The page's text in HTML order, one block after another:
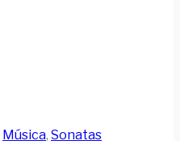
Música, Sonatas